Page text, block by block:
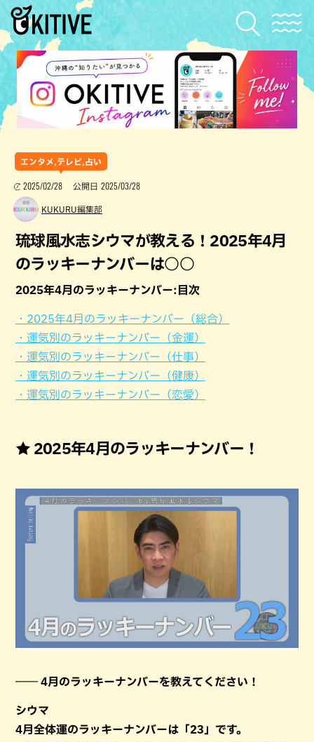
エンタメ,テレビ,占い
2025/02/28 公開日 2025/03/28
KUKURU編集部
琉球風水志シウマが教える！2025年4月
のラッキーナンバーは○○
2025年4月のラッキーナンバー:目次
・2025年4月のラッキーナンバー（総合）
・運気別のラッキーナンバー（金運）
・運気別のラッキーナンバー（仕事）
・運気別のラッキーナンバー（健康）
・運気別のラッキーナンバー（恋愛）
★ 2025年4月のラッキーナンバー！
―― 4月のラッキーナンバーを教えてください！
シウマ
4月全体運のラッキーナンバーは「23」です。